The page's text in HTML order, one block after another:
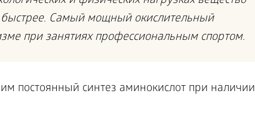
быстрее. Самый мощный окислительный
при занятиях профессиональным спортом.